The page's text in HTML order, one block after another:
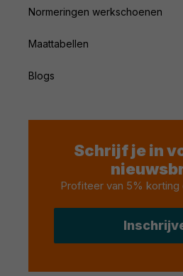
Normeringen werkschoenen
Maattabellen
Blogs
Schrijf je in
Profiteer van 5% korting